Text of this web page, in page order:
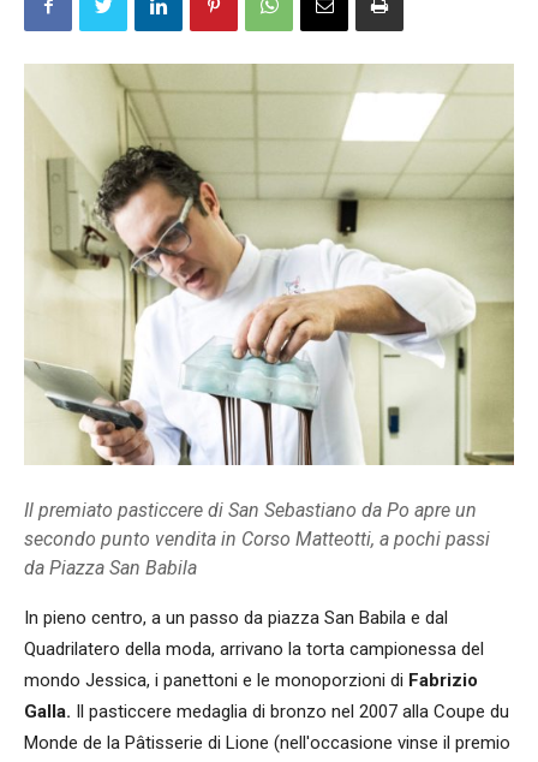
Il premiato pasticcere di San Sebastiano da Po apre un
secondo punto vendita in Corso Matteotti, a pochi passi
da Piazza San Babila
In pieno centro, a un passo da piazza San Babila e dal
Quadrilatero della moda, arrivano la torta campionessa del
mondo Jessica, i panettoni e le monoporzioni di Fabrizio
Galla. Il pasticcere medaglia di bronzo nel 2007 alla Coupe du
Monde de la Pâtisserie di Lione (nell'occasione vinse il premio